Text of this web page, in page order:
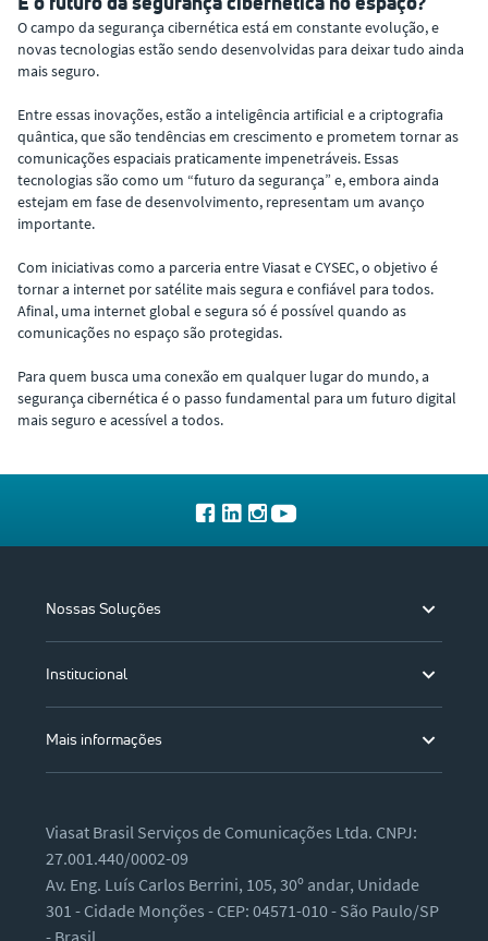
O campo da segurança cibernética está em constante evolução, e
novas tecnologias estão sendo desenvolvidas para deixar tudo ainda
mais seguro.
Entre essas inovações, estão a inteligência artificial e a criptografia
quântica, que são tendências em crescimento e prometem tornar as
comunicações espaciais praticamente impenetráveis. Essas
tecnologias são como um “futuro da segurança” e, embora ainda
estejam em fase de desenvolvimento, representam um avanço
importante.
Com iniciativas como a parceria entre Viasat e CYSEC, o objetivo é
tornar a internet por satélite mais segura e confiável para todos.
Afinal, uma internet global e segura só é possível quando as
comunicações no espaço são protegidas.
Para quem busca uma conexão em qualquer lugar do mundo, a
segurança cibernética é o passo fundamental para um futuro digital
mais seguro e acessível a todos.
Nossas Soluções
Institucional
Mais informações
Viasat Brasil Serviços de Comunicações Ltda. CNPJ:
27.001.440/0002-09
Av. Eng. Luís Carlos Berrini, 105, 30º andar, Unidade
301 - Cidade Monções - CEP: 04571-010 - São Paulo/SP
- Brasil